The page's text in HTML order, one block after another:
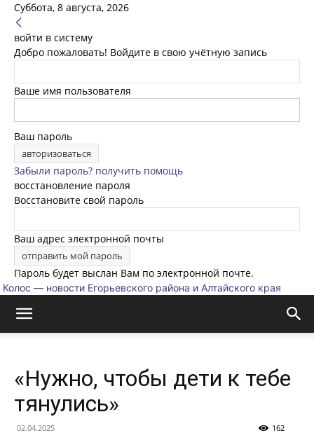
Суббота, 8 августа, 2026
войти в систему
Добро пожаловать! Войдите в свою учётную запись
Ваше имя пользователя
Ваш пароль
Забыли пароль? получить помощь
восстановление пароля
Восстановите свой пароль
Ваш адрес электронной почты
Пароль будет выслан Вам по электронной почте.
Колос — новости Егорьевского района и Алтайского края
«Нужно, чтобы дети к тебе
тянулись»
02.04.2025 162